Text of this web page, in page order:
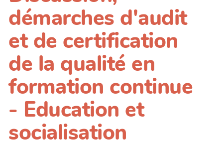
démarches d'audit
et de certification
de la qualité en
formation continue
- Education et
socialisation